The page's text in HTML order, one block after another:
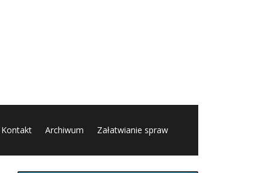
Kontakt Archiwum Załatwianie spraw